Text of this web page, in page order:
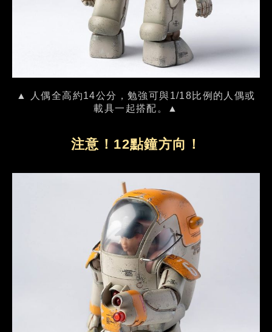
▲ 人偶全高約14公分，勉強可與1/18比例的人偶或
載具一起搭配。▲
注意！12點鐘方向！